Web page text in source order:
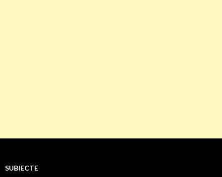
SUBIECTE